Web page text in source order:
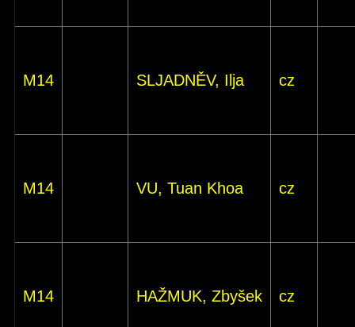
M14 SLJADNĚV, Ilja cz
M14 VU, Tuan Khoa cz
M14 HAŽMUK, Zbyšek cz